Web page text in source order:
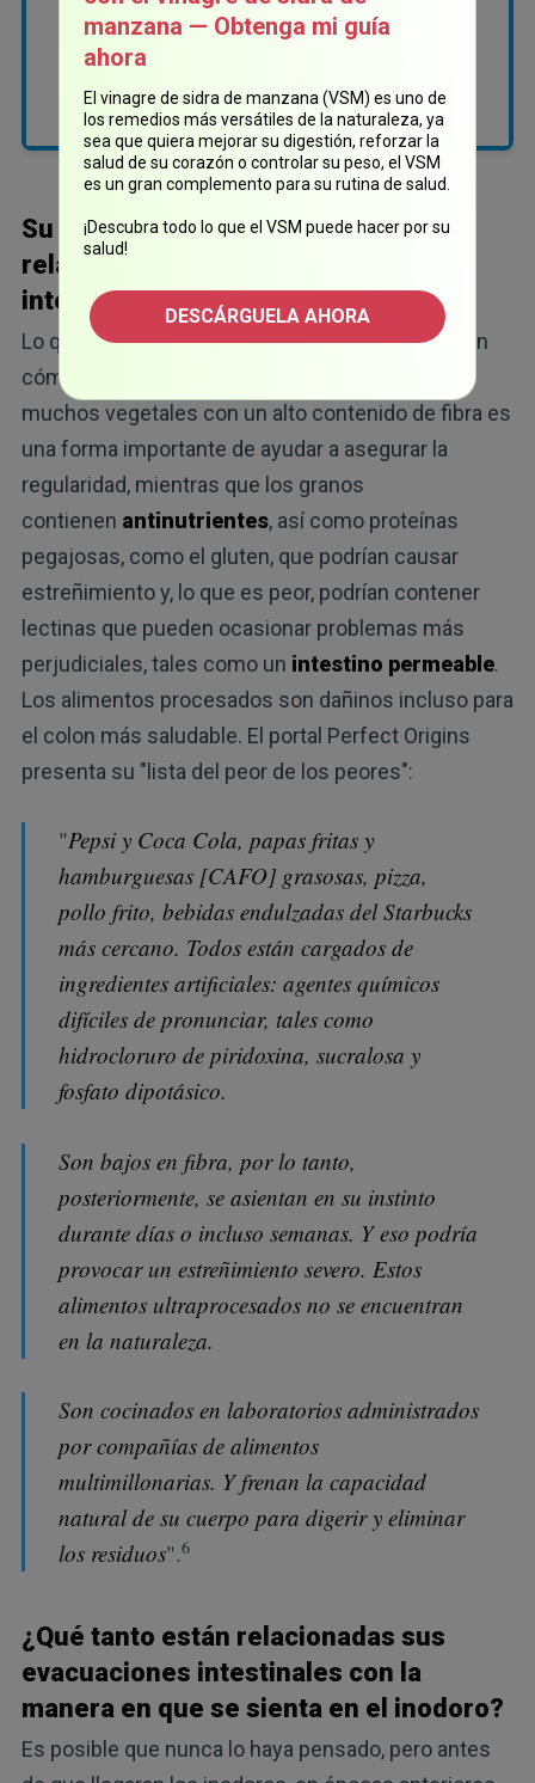
con la que hace sus
evacuaciones
Su alimentación está directamente
relacionada con sus evacuaciones
intestinales
Lo que come o no come tiene un gran impacto en
cómo funciona su sistema digestivo. Comer
muchos vegetales con un alto contenido de fibra es
una forma importante de ayudar a asegurar la
regularidad, mientras que los granos
contienen antinutrientes, así como proteínas
pegajosas, como el gluten, que podrían causar
estreñimiento y, lo que es peor, podrían contener
lectinas que pueden ocasionar problemas más
perjudiciales, tales como un intestino permeable.
Los alimentos procesados son dañinos incluso para
el colon más saludable. El portal Perfect Origins
presenta su "lista del peor de los peores":
"Pepsi y Coca Cola, papas fritas y
hamburguesas [CAFO] grasosas, pizza,
pollo frito, bebidas endulzadas del Starbucks
más cercano. Todos están cargados de
ingredientes artificiales: agentes químicos
difíciles de pronunciar, tales como
hidrocloruro de piridoxina, sucralosa y
fosfato dipotásico.
Son bajos en fibra, por lo tanto,
posteriormente, se asientan en su instinto
durante días o incluso semanas. Y eso podría
provocar un estreñimiento severo. Estos
alimentos ultraprocesados no se encuentran
en la naturaleza.
Son cocinados en laboratorios administrados
por compañías de alimentos
multimillonarias. Y frenan la capacidad
natural de su cuerpo para digerir y eliminar
los residuos".6
¿Qué tanto están relacionadas sus
evacuaciones intestinales con la
manera en que se sienta en el inodoro?
Es posible que nunca lo haya pensado, pero antes
manzana — Obtenga mi guía
ahora
El vinagre de sidra de manzana (VSM) es uno de
los remedios más versátiles de la naturaleza, ya
sea que quiera mejorar su digestión, reforzar la
salud de su corazón o controlar su peso, el VSM
es un gran complemento para su rutina de salud.
¡Descubra todo lo que el VSM puede hacer por su
salud!
DESCÁRGUELA AHORA